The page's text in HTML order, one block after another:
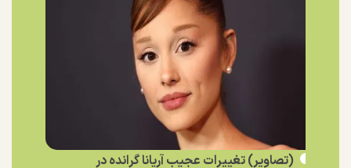
(تصاویر) تغییرات عجیب آریانا گرانده در